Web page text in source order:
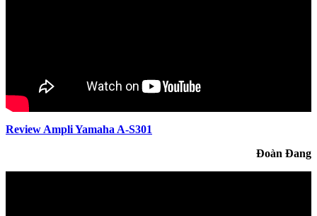
Review Ampli Yamaha A-S301
Đoàn Đang